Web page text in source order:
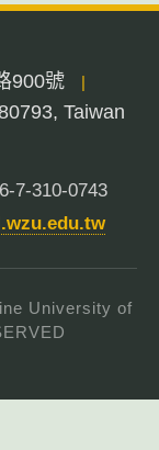
900號 |
Taiwan
7-310-0743
University of